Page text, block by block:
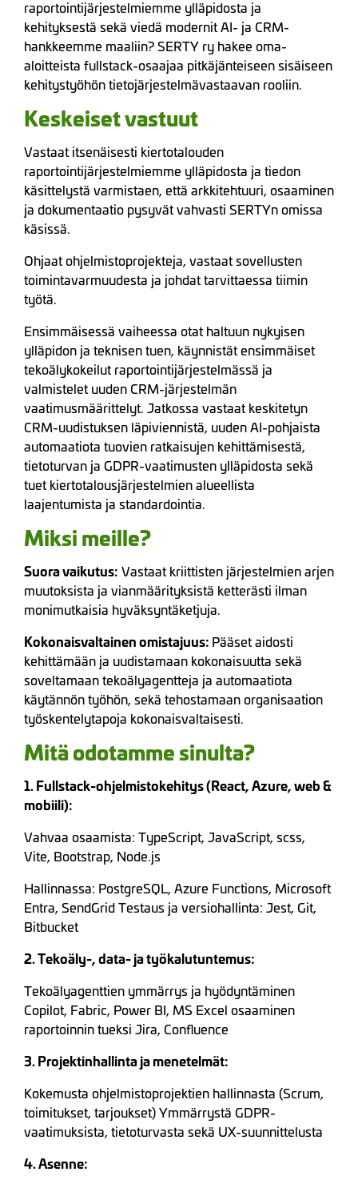
raportointijärjestelmiemme ylläpidosta ja
kehityksestä sekä viedä modernit AI- ja CRM-
hankkeemme maaliin? SERTY ry hakee oma-
aloitteista fullstack-osaajaa pitkäjänteiseen sisäiseen
kehitystyöhön tietojärjestelmävastaavan rooliin.
Keskeiset vastuut
Vastaat itsenäisesti kiertotalouden
raportointijärjestelmiemme ylläpidosta ja tiedon
käsittelystä varmistaen, että arkkitehtuuri, osaaminen
ja dokumentaatio pysyvät vahvasti SERTYn omissa
käsissä.
Ohjaat ohjelmistoprojekteja, vastaat sovellusten
toimintavarmuudesta ja johdat tarvittaessa tiimin
työtä.
Ensimmäisessä vaiheessa otat haltuun nykyisen
ylläpidon ja teknisen tuen, käynnistät ensimmäiset
tekoälykokeilut raportointijärjestelmässä ja
valmistelet uuden CRM-järjestelmän
vaatimusmäärittelyt. Jatkossa vastaat keskitetyn
CRM-uudistuksen läpiviennistä, uuden AI-pohjaista
automaatiota tuovien ratkaisujen kehittämisestä,
tietoturvan ja GDPR-vaatimusten ylläpidosta sekä
tuet kiertotalousjärjestelmien alueellista
laajentumista ja standardointia.
Miksi meille?
Suora vaikutus: Vastaat kriittisten järjestelmien arjen
muutoksista ja vianmäärityksistä ketterästi ilman
monimutkaisia hyväksyntäketjuja.
Kokonaisvaltainen omistajuus: Pääset aidosti
kehittämään ja uudistamaan kokonaisuutta sekä
soveltamaan tekoälyagentteja ja automaatiota
käytännön työhön, sekä tehostamaan organisaation
työskentelytapoja kokonaisvaltaisesti.
Mitä odotamme sinulta?
1. Fullstack-ohjelmistokehitys (React, Azure, web &
mobiili):
Vahvaa osaamista: TypeScript, JavaScript, scss,
Vite, Bootstrap, Node.js
Hallinnassa: PostgreSQL, Azure Functions, Microsoft
Entra, SendGrid Testaus ja versiohallinta: Jest, Git,
Bitbucket
2. Tekoäly-, data- ja työkalutuntemus:
Tekoälyagenttien ymmärrys ja hyödyntäminen
Copilot, Fabric, Power BI, MS Excel osaaminen
raportoinnin tueksi Jira, Confluence
3. Projektinhallinta ja menetelmät:
Kokemusta ohjelmistoprojektien hallinnasta (Scrum,
toimitukset, tarjoukset) Ymmärrystä GDPR-
vaatimuksista, tietoturvasta sekä UX-suunnittelusta
4. Asenne: